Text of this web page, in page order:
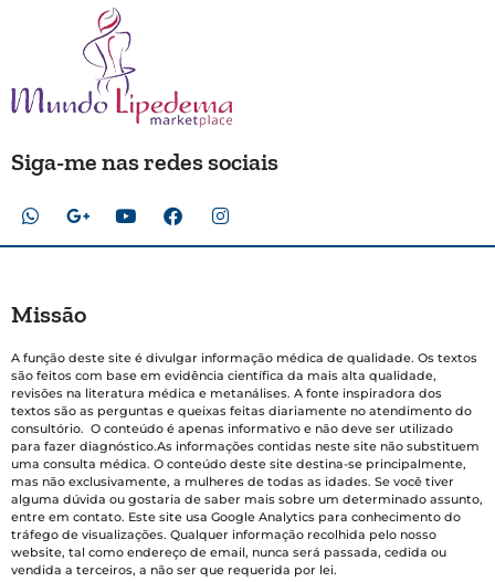
Siga-me nas redes sociais
Missão
A função deste site é divulgar informação médica de qualidade. Os textos
são feitos com base em evidência científica da mais alta qualidade,
revisões na literatura médica e metanálises. A fonte inspiradora dos
textos são as perguntas e queixas feitas diariamente no atendimento do
consultório. O conteúdo é apenas informativo e não deve ser utilizado
para fazer diagnóstico.As informações contidas neste site não substituem
uma consulta médica. O conteúdo deste site destina-se principalmente,
mas não exclusivamente, a mulheres de todas as idades. Se você tiver
alguma dúvida ou gostaria de saber mais sobre um determinado assunto,
entre em contato. Este site usa Google Analytics para conhecimento do
tráfego de visualizações. Qualquer informação recolhida pelo nosso
website, tal como endereço de email, nunca será passada, cedida ou
vendida a terceiros, a não ser que requerida por lei.